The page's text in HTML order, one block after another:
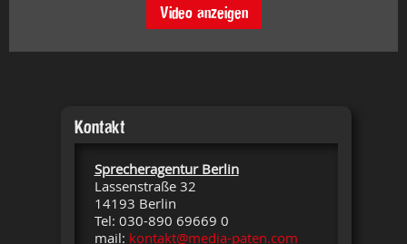
Video anzeigen
Kontakt
Sprecheragentur Berlin
Lassenstraße 32
14193 Berlin
Tel: 030-890 69669 0
mail: kontakt@media-paten.com